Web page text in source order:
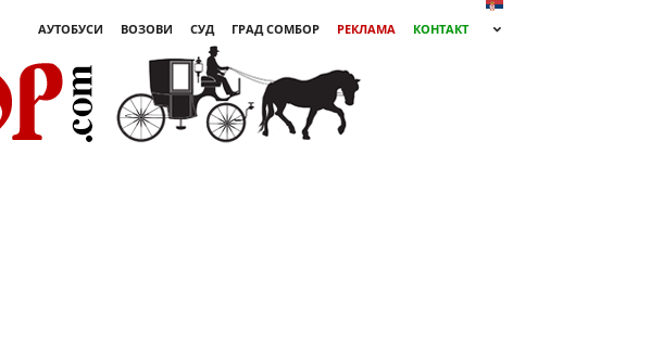
АУТОБУСИ ВОЗОВИ СУД ГРАД СОМБОР РЕКЛАМА КОНТАКТ